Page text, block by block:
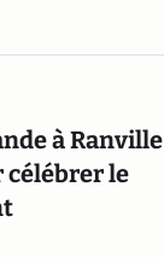
à Ranville
célébrer le